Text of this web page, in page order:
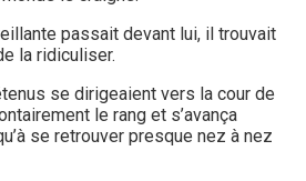
passait devant lui, il trouvait
la ridiculiser.
se dirigeaient vers la cour de
le rang et s’avança
se retrouver presque nez à nez